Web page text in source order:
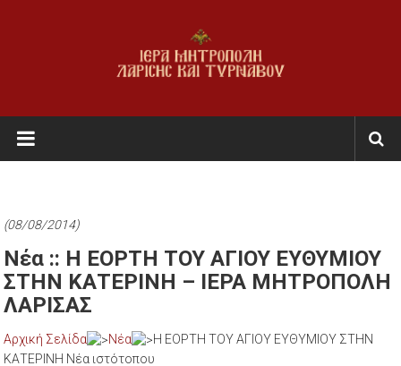
Ι.Μ.
Λαρίσης
Τυρνάβου
Εκκλησία
της
Ελλάδος
(08/08/2014)
Νέα :: Η ΕΟΡΤΗ ΤΟΥ ΑΓΙΟΥ ΕΥΘΥΜΙΟΥ
ΣΤΗΝ ΚΑΤΕΡΙΝΗ – ΙΕΡΑ ΜΗΤΡΟΠΟΛΗ
ΛΑΡΙΣΑΣ
Αρχική Σελίδα Νέα
Η ΕΟΡΤΗ ΤΟΥ ΑΓΙΟΥ ΕΥΘΥΜΙΟΥ ΣΤΗΝ
ΚΑΤΕΡΙΝΗ Νέα ιστότοπου